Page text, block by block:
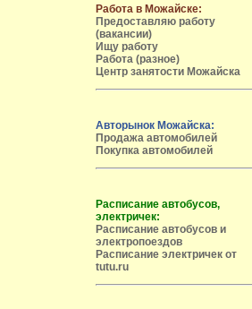
Работа в Можайске:
Предоставляю работу
(вакансии)
Ищу работу
Работа (разное)
Центр занятости Можайска
Авторынок Можайска:
Продажа автомобилей
Покупка автомобилей
Расписание автобусов,
электричек:
Расписание автобусов и
электропоездов
Расписание электричек от
tutu.ru